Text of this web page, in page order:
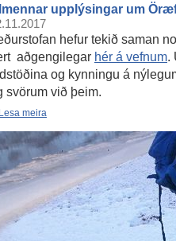
upplýsingar um
hefur tekið saman
aðgengilegar hér á vefnum.
og kynningu á
svörum við þeim.
Lesa meira